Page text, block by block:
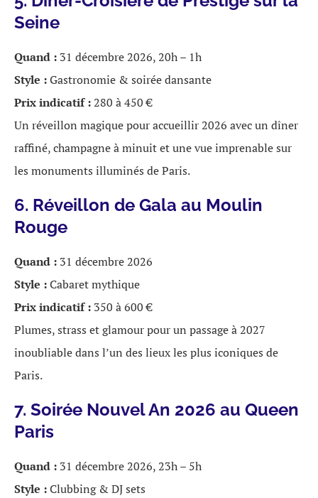
Seine
Quand : 31 décembre 2026, 20h – 1h
Style :Gastronomie & soirée dansante
Prix indicatif :280 à 450 €
Un réveillon magique pour accueillir 2026 avec un dîner
raffiné, champagne à minuit et une vue imprenable sur
les monuments illuminés de Paris.
6. Réveillon de Gala au Moulin
Rouge
Quand : 31 décembre 2026
Style :Cabaret mythique
Prix indicatif : 350 à 600 €
Plumes, strass et glamour pour un passage à 2027
inoubliable dans l’un des lieux les plus iconiques de
Paris.
7. Soirée Nouvel An 2026 au Queen
Paris
Quand : 31 décembre 2026, 23h – 5h
Style :Clubbing & DJ sets